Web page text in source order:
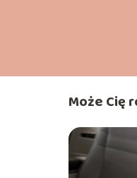
Może Cię